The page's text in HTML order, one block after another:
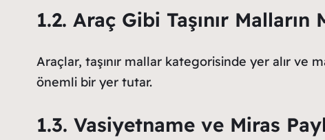
1.2. Araç Gibi Taşınır
Araçlar, taşınır mallar kategorisinde yer alır ve
önemli bir yer tutar.
1.3. Vasiyetname ve Miras